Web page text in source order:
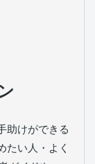
助けができる
たい人・よく